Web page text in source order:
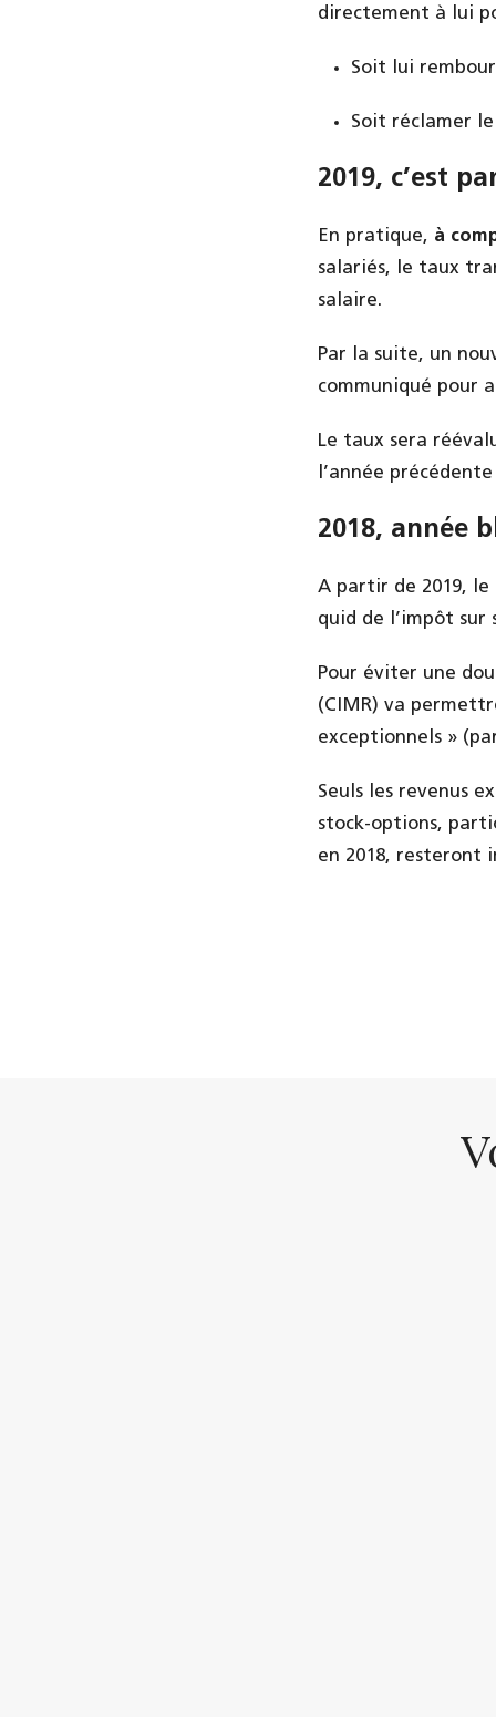
directement à lui
Soit lui
Soit réclamer
2019, c’est
En pratique, à
salariés, le taux
salaire.
Par la suite, un
communiqué pour
Le taux sera
l’année
2018, année
A partir de 2019, le
quid de l’impôt sur
Pour éviter une
(CIMR) va
exceptionnels »
Seuls les revenus
stock-options,
en 2018, resteront